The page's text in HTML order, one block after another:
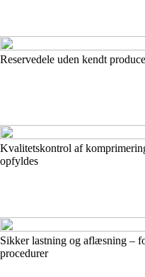
Reservedele uden kendt
Kvalitetskontrol af
opfyldes
Sikker lastning og aflæsning –
procedurer